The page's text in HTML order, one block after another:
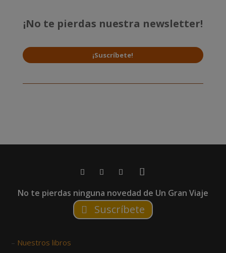
¡No te pierdas nuestra newsletter!
¡Suscríbete!
No te pierdas ninguna novedad de Un Gran Viaje
Suscríbete
– Nuestros libros